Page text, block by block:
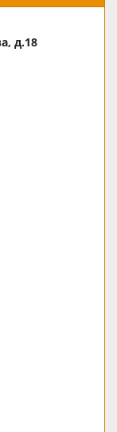
д.18